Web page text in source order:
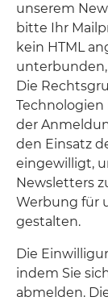
unserem
bitte Ihr
kein HTML
unterbunden,
Die
Technologien
der
den Einsatz
eingewilligt,
Newsletters
Werbung für
gestalten.
Die
indem Sie
abmelden.